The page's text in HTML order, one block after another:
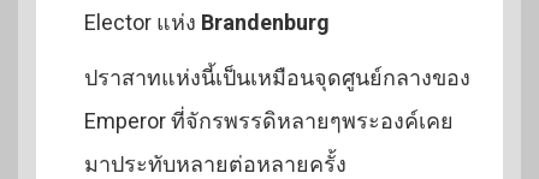
Elector แห่ง Brandenburg
ปราสาทแห่งนี้เป็นเหมือนจุดศูนย์กลางของ
Emperor ที่จักรพรรดิหลายๆพระองค์เคย
มาประทับหลายต่อหลายครั้ง